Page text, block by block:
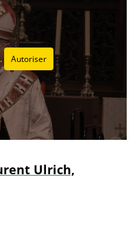
Autoriser
Ulrich,